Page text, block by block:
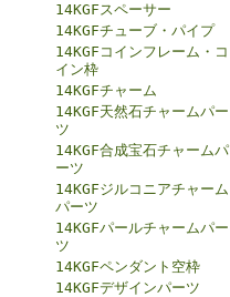
14KGFスペーサー
14KGFチューブ・パイプ
14KGFコインフレーム・コ
イン枠
14KGFチャーム
14KGF天然石チャームパー
ツ
14KGF合成宝石チャームパ
ーツ
14KGFジルコニアチャーム
パーツ
14KGFパールチャームパー
ツ
14KGFペンダント空枠
14KGFデザインパーツ